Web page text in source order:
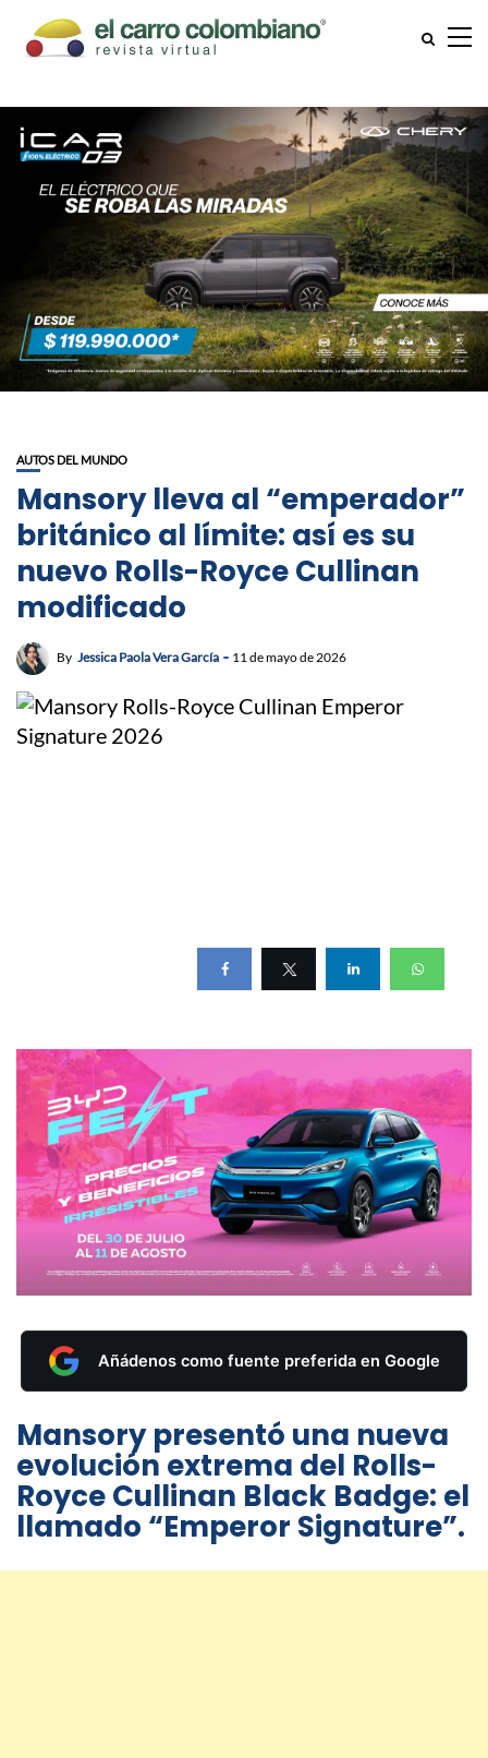
AUTOS DEL MUNDO
Mansory lleva al “emperador”
británico al límite: así es su
nuevo Rolls-Royce Cullinan
modificado
By Jessica Paola Vera García 11 de mayo de 2026
Añádenos como fuente preferida en Google
Mansory presentó una nueva
evolución extrema del Rolls-
Royce Cullinan Black Badge: el
llamado “Emperor Signature”.